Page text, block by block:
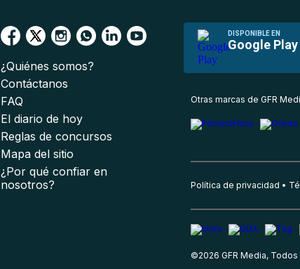
DISPONIBLE EN
Google Play
¿Quiénes somos?
Contáctanos
FAQ
El diario de hoy
Reglas de concursos
Mapa del sitio
¿Por qué confiar en
nosotros?
Otras marcas de GFR
Política de privacidad
©2026 GFR Media,